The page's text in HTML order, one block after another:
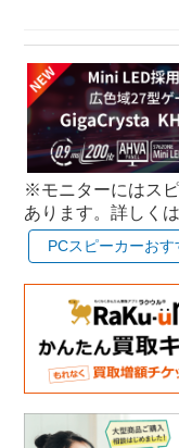
※モニターにはス
あります。詳しく
PCスピーカーおす